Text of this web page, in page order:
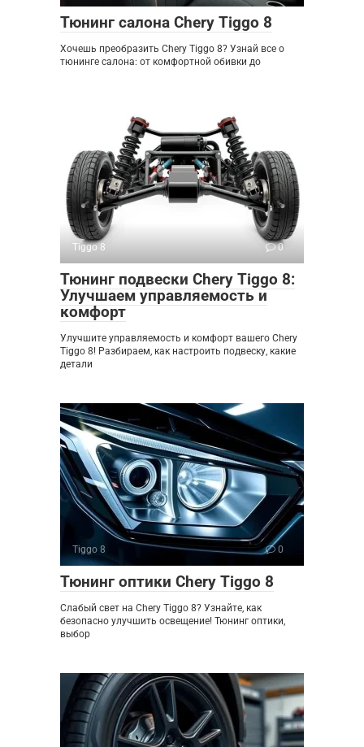
Тюнинг салона Chery Tiggo 8
Хочешь преобразить Chery Tiggo 8? Узнай все о
тюнинге салона: от комфортной обивки до
Tiggo 8 0
Тюнинг подвески Chery Tiggo 8:
Улучшаем управляемость и
комфорт
Улучшите управляемость и комфорт вашего Chery
Tiggo 8! Разбираем, как настроить подвеску, какие
детали
Tiggo 8 0
Тюнинг оптики Chery Tiggo 8
Слабый свет на Chery Tiggo 8? Узнайте, как
безопасно улучшить освещение! Тюнинг оптики,
выбор